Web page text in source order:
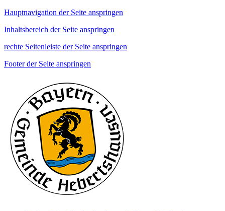
Hauptnavigation der Seite anspringen
Inhaltsbereich der Seite anspringen
rechte Seitenleiste der Seite anspringen
Footer der Seite anspringen